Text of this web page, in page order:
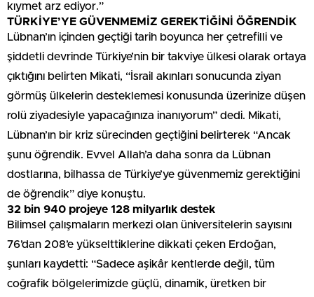
kıymet arz ediyor.”
TÜRKİYE’YE GÜVENMEMİZ GEREKTİĞİNİ ÖĞRENDİK
Lübnan’ın içinden geçtiği tarih boyunca her çetrefilli ve
şiddetli devrinde Türkiye’nin bir takviye ülkesi olarak ortaya
çıktığını belirten Mikati, “İsrail akınları sonucunda ziyan
görmüş ülkelerin desteklemesi konusunda üzerinize düşen
rolü ziyadesiyle yapacağınıza inanıyorum” dedi. Mikati,
Lübnan’ın bir kriz sürecinden geçtiğini belirterek “Ancak
şunu öğrendik. Evvel Allah’a daha sonra da Lübnan
dostlarına, bilhassa de Türkiye’ye güvenmemiz gerektiğini
de öğrendik” diye konuştu.
32 bin 940 projeye 128 milyarlık destek
Bilimsel çalışmaların merkezi olan üniversitelerin sayısını
76’dan 208’e yükselttiklerine dikkati çeken Erdoğan,
şunları kaydetti: “Sadece aşikâr kentlerde değil, tüm
coğrafik bölgelerimizde güçlü, dinamik, üretken bir